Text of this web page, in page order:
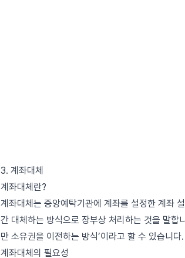
3. 계좌대체
계좌대체란?
계좌대체는 중앙예탁기관에 계좌를 설정한 계좌
간 대체하는 방식으로 장부상 처리하는 것을 말합
만 소유권을 이전하는 방식’이라고 할 수 있습니다.
계좌대체의 필요성